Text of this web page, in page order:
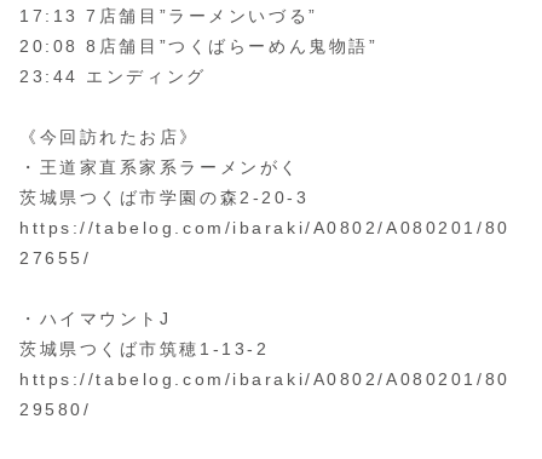
17:13 7店舗目”ラーメンいづる”
20:08 8店舗目”つくばらーめん鬼物語”
23:44 エンディング
《今回訪れたお店》
・王道家直系家系ラーメンがく
茨城県つくば市学園の森2-20-3
https://tabelog.com/ibaraki/A0802/A080201/80
27655/
・ハイマウントJ
茨城県つくば市筑穂1-13-2
https://tabelog.com/ibaraki/A0802/A080201/80
29580/